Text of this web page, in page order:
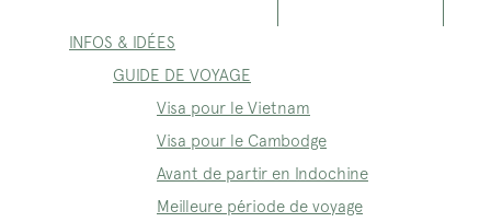
INFOS & IDÉES
GUIDE DE VOYAGE
Visa pour le Vietnam
Visa pour le Cambodge
Avant de partir en Indochine
Meilleure période de voyage